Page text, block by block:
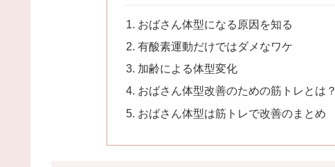
おばさん体型になる原因を知る
有酸素運動だけではダメなワケ
加齢による体型変化
おばさん体型改善のための筋トレとは？
おばさん体型は筋トレで改善のまとめ